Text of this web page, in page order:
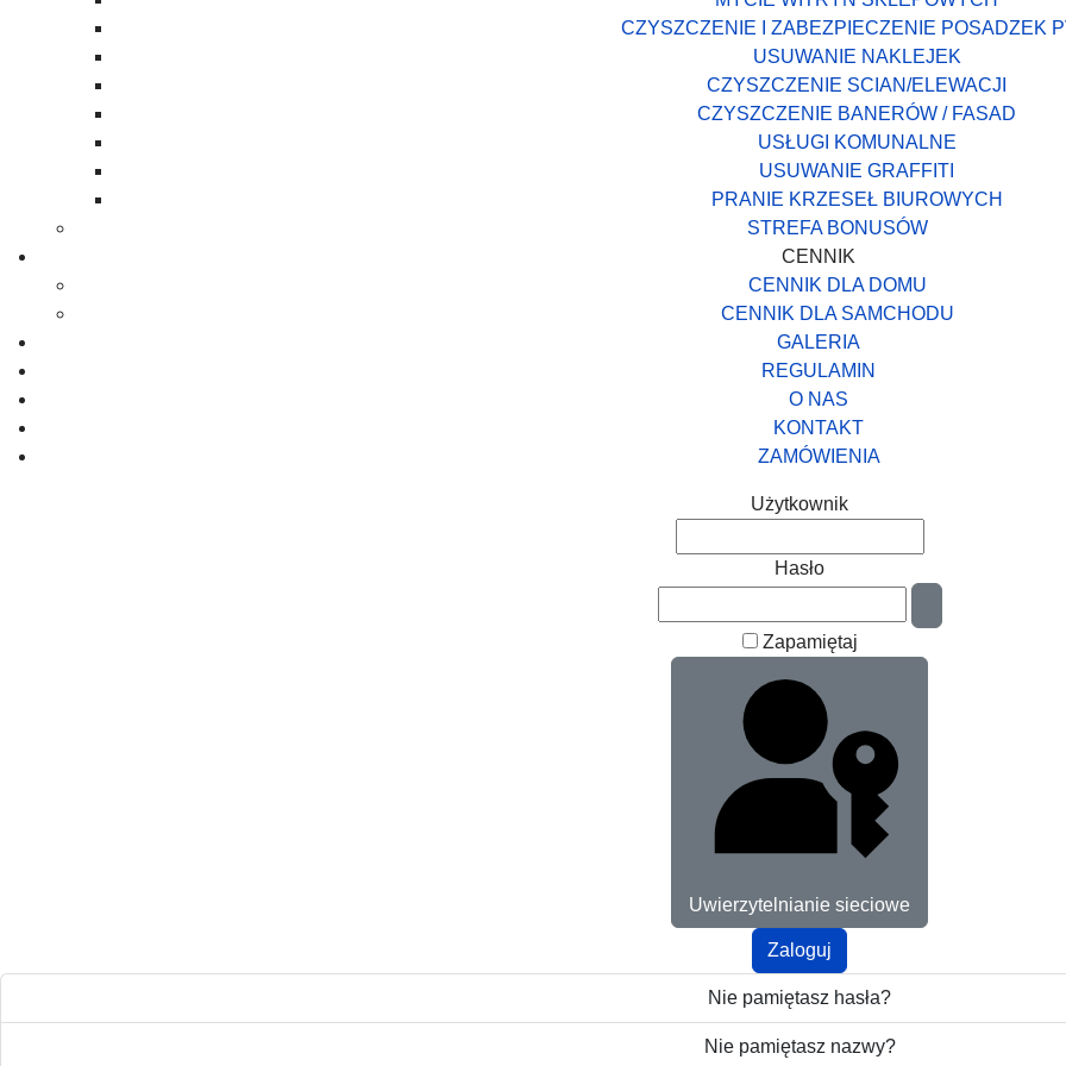
CZYSZCZENIE I ZABEZPIECZENIE POSADZEK
USUWANIE NAKLEJEK
CZYSZCZENIE SCIAN/ELEWACJI
CZYSZCZENIE BANERÓW / FASAD
USŁUGI KOMUNALNE
USUWANIE GRAFFITI
PRANIE KRZESEŁ BIUROWYCH
STREFA BONUSÓW
CENNIK
CENNIK DLA DOMU
CENNIK DLA SAMCHODU
GALERIA
REGULAMIN
O NAS
KONTAKT
ZAMÓWIENIA
Użytkownik
Hasło
Pokaż hasło
Zapamiętaj
Uwierzytelnianie sieciowe
Zaloguj
Nie pamiętasz hasła?
Nie pamiętasz nazwy?